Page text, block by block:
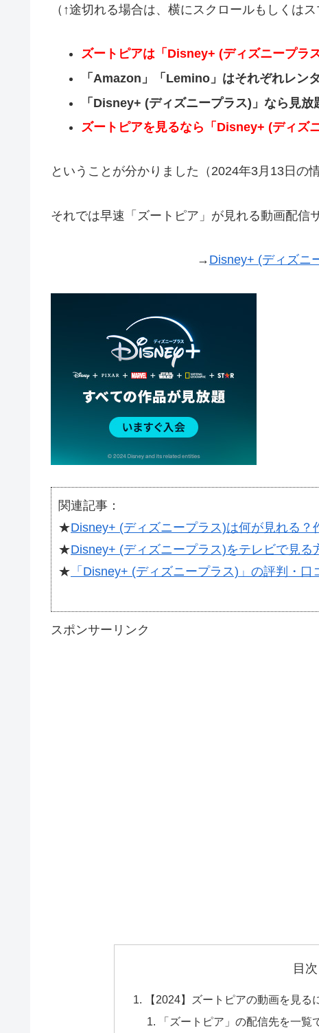
（↑途切れる場合は、横にスクロールもしくは
ズートピアは「Disney+ (ディズニープラ
「Amazon」「Lemino」はそれぞれレン
「Disney+ (ディズニープラス)」なら見
ズートピアを見るなら「Disney+ (ディズ
ということが分かりました（2024年3月13日の
それでは早速「ズートピア」が見れる動画配信
→ Disney+ (ディズニ
関連記事：
★Disney+ (ディズニープラス)は何が見れる？
★Disney+ (ディズニープラス)をテレビで見る
★ 「Disney+ (ディズニープラス)」の評判・
スポンサーリンク
目次
【2024】ズートピアの動画を見る
「ズートピア」の配信先を一覧